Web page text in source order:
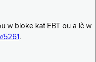
w bloke kat EBT ou a lè w
5261 .